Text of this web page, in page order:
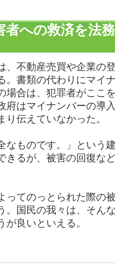
者への救済を法
、不動産売買や企業の
。書類の代わりにマイ
場合は、犯罪者がここ
府はマイナンバーの導
伝えていなかった。
なものです。」という
きるが、被害の回復な
ってのっとられた際の
。国民の我々は、そん
良いといえる。